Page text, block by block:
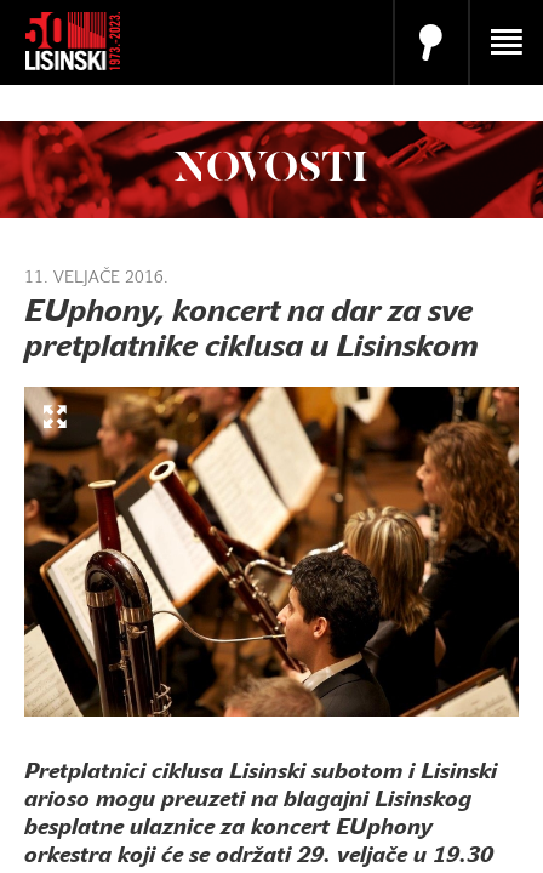
NOVOSTI
11. VELJAČE 2016.
EUphony, koncert na dar za sve
pretplatnike ciklusa u Lisinskom
Pretplatnici ciklusa Lisinski subotom i Lisinski
arioso mogu preuzeti na blagajni Lisinskog
besplatne ulaznice za koncert EUphony
orkestra koji će se održati 29. veljače u 19.30